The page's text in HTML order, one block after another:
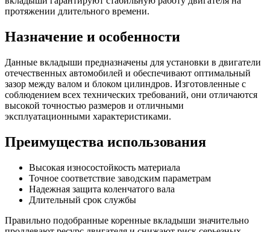
протяжении длительного времени.
Назначение и особенности
Данные вкладыши предназначены для установки в двигатели
отечественных автомобилей и обеспечивают оптимальный
зазор между валом и блоком цилиндров. Изготовленные с
соблюдением всех технических требований, они отличаются
высокой точностью размеров и отличными
эксплуатационными характеристиками.
Преимущества использования
Высокая износостойкость материала
Точное соответствие заводским параметрам
Надежная защита коленчатого вала
Длительный срок службы
Правильно подобранные коренные вкладыши значительно